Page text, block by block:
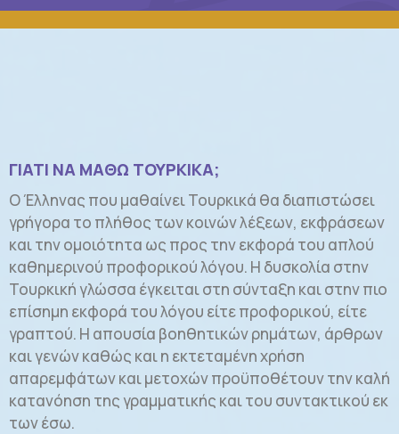
ΓΙΑΤΙ ΝΑ ΜΑΘΩ ΤΟΥΡΚΙΚΑ;
Ο Έλληνας που μαθαίνει Τουρκικά θα διαπιστώσει
γρήγορα το πλήθος των κοινών λέξεων, εκφράσεων
και την ομοιότητα ως προς την εκφορά του απλού
καθημερινού προφορικού λόγου. Η δυσκολία στην
Τουρκική γλώσσα έγκειται στη σύνταξη και στην πιο
επίσημη εκφορά του λόγου είτε προφορικού, είτε
γραπτού. Η απουσία βοηθητικών ρημάτων, άρθρων
και γενών καθώς και η εκτεταμένη χρήση
απαρεμφάτων και μετοχών προϋποθέτουν την καλή
κατανόηση της γραμματικής και του συντακτικού εκ
των έσω.